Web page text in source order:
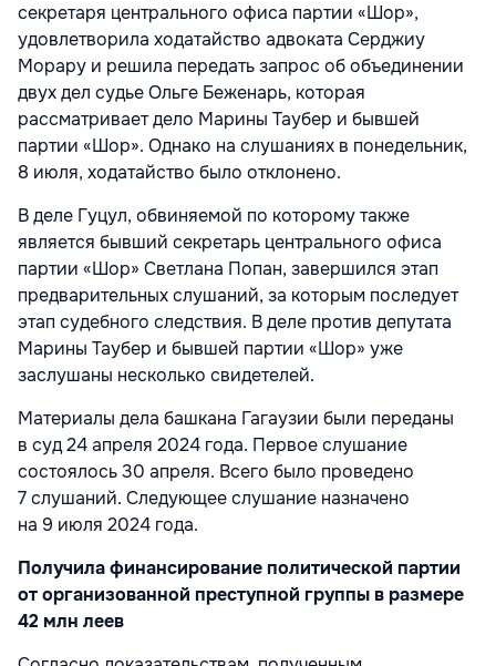
секретаря центрального офиса партии «Шор»,
удовлетворила ходатайство адвоката Серджиу
Морару и решила передать запрос об объединении
двух дел судье Ольге Беженарь, которая
рассматривает дело Марины Таубер и бывшей
партии «Шор». Однако на слушаниях в понедельник,
8 июля, ходатайство было отклонено.
В деле Гуцул, обвиняемой по которому также
является бывший секретарь центрального офиса
партии «Шор» Светлана Попан, завершился этап
предварительных слушаний, за которым последует
этап судебного следствия. В деле против депутата
Марины Таубер и бывшей партии «Шор» уже
заслушаны несколько свидетелей.
Материалы дела башкана Гагаузии были переданы
в суд 24 апреля 2024 года. Первое слушание
состоялось 30 апреля. Всего было проведено
7 слушаний. Следующее слушание назначено
на 9 июля 2024 года.
Получила финансирование политической партии
от организованной преступной группы в размере
42 млн леев